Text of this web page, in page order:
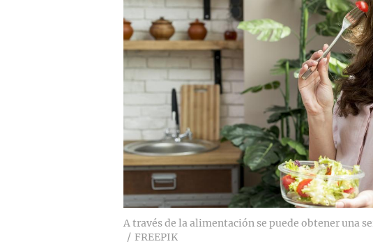
A través de la alimentación se puede obtener una
FREEPIK